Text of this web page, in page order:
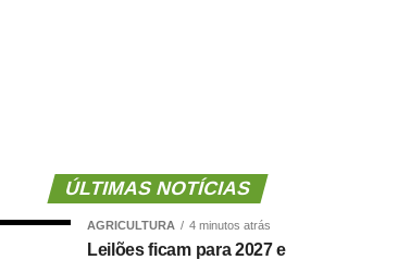
ÚLTIMAS NOTÍCIAS
AGRICULTURA 4 minutos atrás
Leilões ficam para 2027 e